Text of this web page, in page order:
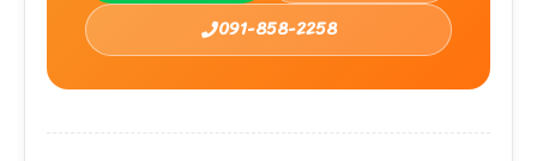
091-858-2258